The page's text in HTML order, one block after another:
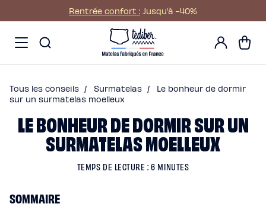
contenu
Rentrée confort : Jusqu’à -40%
menu
Pack
Matelas
Matelas
Matelas
Matelas
Hybride
Infinite
Signature
Matelas
Offres
Mon
comptePanier
Tous les conseils / Surmatelas /
Le bonheur de dormir
sur un surmatelas moelleux
LE BONHEUR DE DORMIR SUR UN
SURMATELAS MOELLEUX
TEMPS DE LECTURE : 6 MINUTES
SOMMAIRE